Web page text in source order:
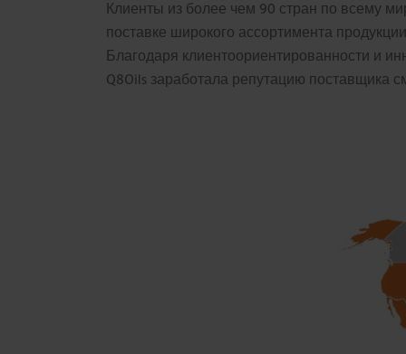
Клиенты из более чем 90 стран по всему
поставке широкого ассортимента
Благодаря клиентоориентированности и
Q8Oils заработала репутацию